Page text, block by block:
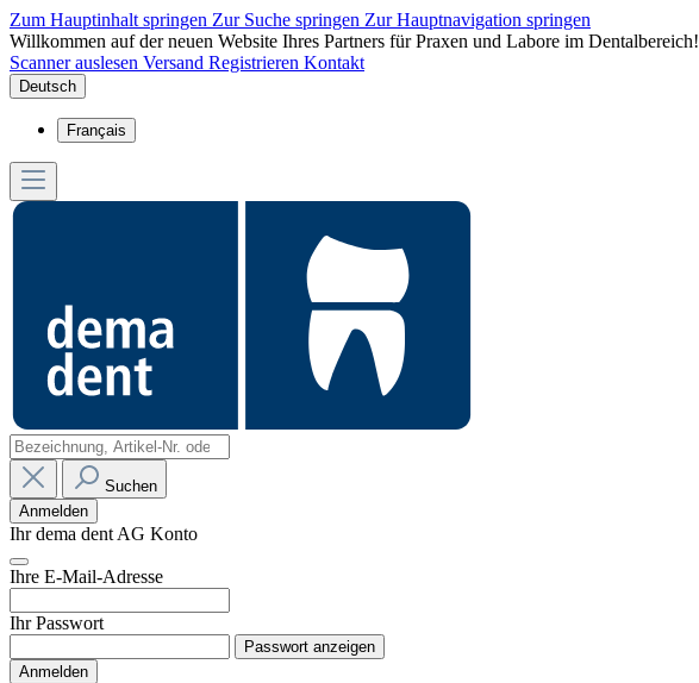
Zum Hauptinhalt springen Zur Suche springen Zur Hauptnavigation springen
Willkommen auf der neuen Website Ihres Partners für Praxen und Labore im Dentalbereich!
Scanner auslesen Versand Registrieren Kontakt
Deutsch
Français
Suchen
Anmelden
Ihr dema dent AG Konto
Ihre E-Mail-Adresse
Ihr Passwort
Passwort anzeigen
Anmelden